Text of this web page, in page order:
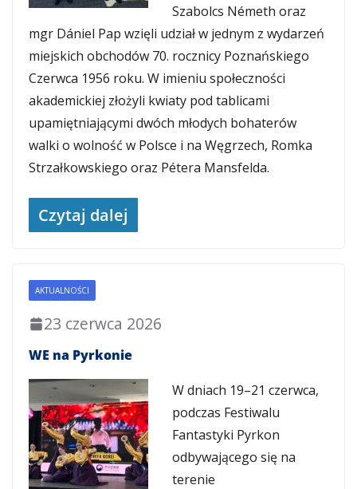
Szabolcs Németh oraz
mgr Dániel Pap wzięli udział w jednym z wydarzeń
miejskich obchodów 70. rocznicy Poznańskiego
Czerwca 1956 roku. W imieniu społeczności
akademickiej złożyli kwiaty pod tablicami
upamiętniającymi dwóch młodych bohaterów
walki o wolność w Polsce i na Węgrzech, Romka
Strzałkowskiego oraz Pétera Mansfelda.
Czytaj dalej
AKTUALNOŚCI
23 czerwca 2026
WE na Pyrkonie
W dniach 19–21 czerwca,
podczas Festiwalu
Fantastyki Pyrkon
odbywającego się na
terenie